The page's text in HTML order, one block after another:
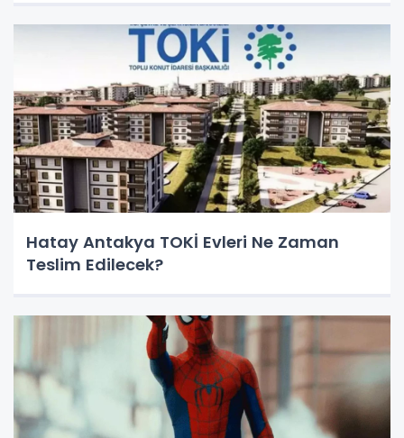
Hatay Antakya TOKİ Evleri Ne Zaman
Teslim Edilecek?